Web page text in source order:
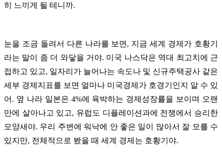
히 느끼게 될 테니까.
눈을 조금 돌려서 다른 나라를 보면, 지금 세계 경제가 호황기
라는 말이 좀 더 와닿을 거야. 미국 나스닥은 역대 최고치에 근
접하고 있고, 일자리가 늘어나는 속도나 및 신규주택공사 같은
세부 경제지표를 보면 얼마나 미국경제가 호경기인지 알 수 있
어. 옆 나라 일본은 4%에 육박하는 경제성장률을 보이며 오랜
만에 살아나고 있고, 유럽도 디플레이션과에 전쟁에서 승리한
모양새야. 우리 주변에 워낙에 안 좋은 일이 많아서 잘 모를 수
있지만, 전체적으로 봤을 때 세계 경제는 호황기야.